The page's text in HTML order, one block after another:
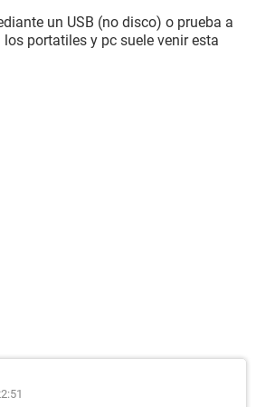
un USB (no disco) o prueba a
portatiles y pc suele venir esta